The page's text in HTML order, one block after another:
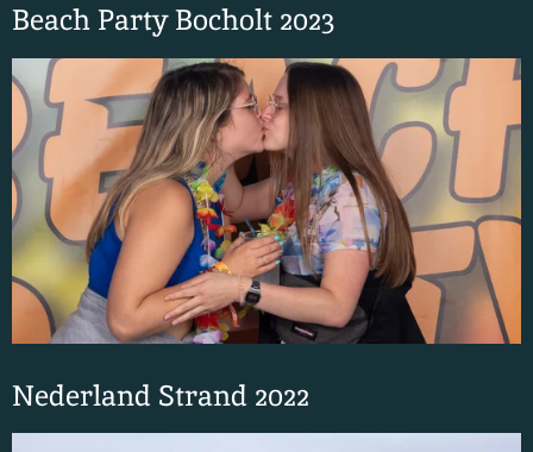
Beach Party Bocholt 2023
Nederland Strand 2022